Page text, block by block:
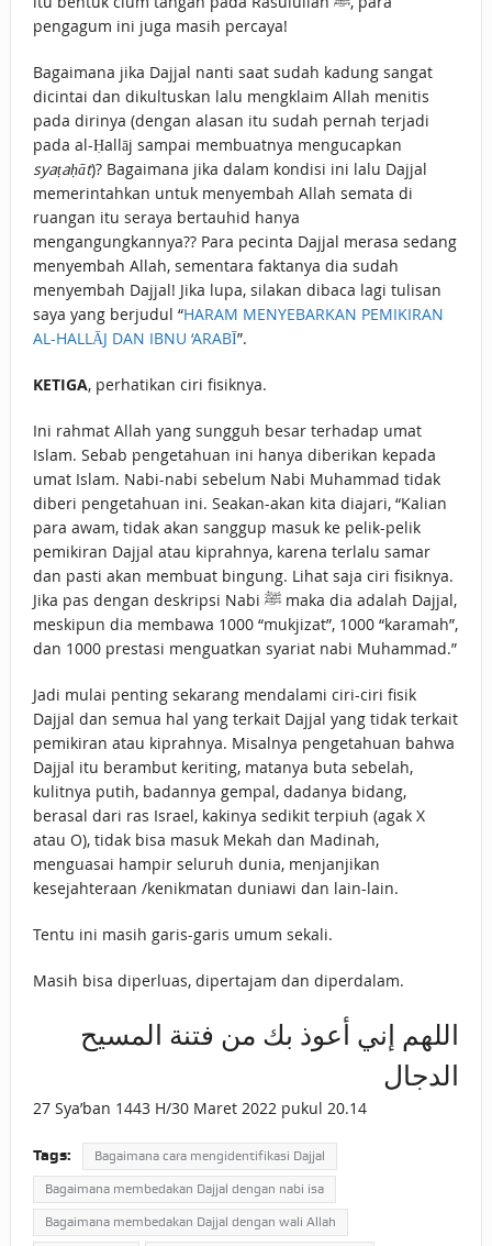
pengagum ini juga masih percaya!
Bagaimana jika Dajjal nanti saat sudah kadung sangat
dicintai dan dikultuskan lalu mengklaim Allah menitis
pada dirinya (dengan alasan itu sudah pernah terjadi
pada al-Ḥallāj sampai membuatnya mengucapkan
syaṭaḥāt)? Bagaimana jika dalam kondisi ini lalu Dajjal
memerintahkan untuk menyembah Allah semata di
ruangan itu seraya bertauhid hanya
mengangungkannya?? Para pecinta Dajjal merasa sedang
menyembah Allah, sementara faktanya dia sudah
menyembah Dajjal! Jika lupa, silakan dibaca lagi tulisan
saya yang berjudul “HARAM MENYEBARKAN PEMIKIRAN
AL-HALLĀJ DAN IBNU ‘ARABĪ”.
KETIGA, perhatikan ciri fisiknya.
Ini rahmat Allah yang sungguh besar terhadap umat
Islam. Sebab pengetahuan ini hanya diberikan kepada
umat Islam. Nabi-nabi sebelum Nabi Muhammad tidak
diberi pengetahuan ini. Seakan-akan kita diajari, “Kalian
para awam, tidak akan sanggup masuk ke pelik-pelik
pemikiran Dajjal atau kiprahnya, karena terlalu samar
dan pasti akan membuat bingung. Lihat saja ciri fisiknya.
Jika pas dengan deskripsi Nabi ﷺ maka dia adalah Dajjal,
meskipun dia membawa 1000 “mukjizat”, 1000 “karamah”,
dan 1000 prestasi menguatkan syariat nabi Muhammad.”
Jadi mulai penting sekarang mendalami ciri-ciri fisik
Dajjal dan semua hal yang terkait Dajjal yang tidak terkait
pemikiran atau kiprahnya. Misalnya pengetahuan bahwa
Dajjal itu berambut keriting, matanya buta sebelah,
kulitnya putih, badannya gempal, dadanya bidang,
berasal dari ras Israel, kakinya sedikit terpiuh (agak X
atau O), tidak bisa masuk Mekah dan Madinah,
menguasai hampir seluruh dunia, menjanjikan
kesejahteraan /kenikmatan duniawi dan lain-lain.
Tentu ini masih garis-garis umum sekali.
Masih bisa diperluas, dipertajam dan diperdalam.
اللهم إني أعوذ بك من فتنة المسيح
الدجال
27 Sya’ban 1443 H/30 Maret 2022 pukul 20.14
Tags: Bagaimana cara mengidentifikasi Dajjal
Bagaimana membedakan Dajjal dengan nabi isa
Bagaimana membedakan Dajjal dengan wali Allah